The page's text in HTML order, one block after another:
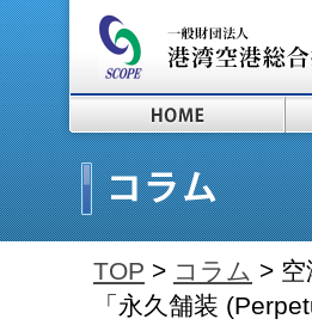
TOP > コラム >
「永久舗装